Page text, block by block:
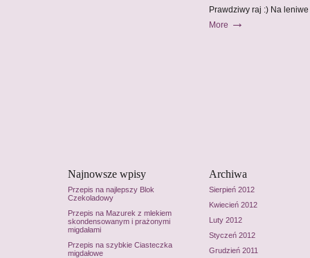
Prawdziwy raj :) Na
More →
Najnowsze wpisy
Przepis na najlepszy Blok
Czekoladowy
Przepis na Mazurek z mlekiem
skondensowanym i prażonymi
migdałami
Przepis na szybkie Ciasteczka
migdałowe
Archiwa
Sierpień 2012
Kwiecień 2012
Luty 2012
Styczeń 2012
Grudzień 2011